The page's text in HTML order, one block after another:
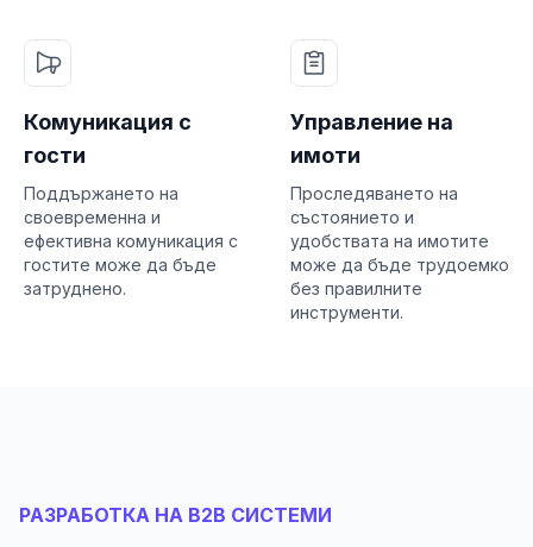
Комуникация с
гости
Поддържането на
своевременна и
ефективна комуникация с
гостите може да бъде
затруднено.
Управление на
имоти
Проследяването на
състоянието и
удобствата на имотите
може да бъде трудоемко
без правилните
инструменти.
РАЗРАБОТКА НА B2B СИСТЕМИ